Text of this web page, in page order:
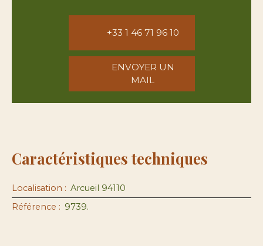
+33 1 46 71 96 10
ENVOYER UN
MAIL
Caractéristiques techniques
Localisation : Arcueil 94110
Référence : 9739.